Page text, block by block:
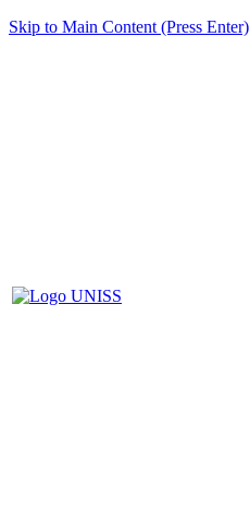
Skip to Main Content (Press Enter)